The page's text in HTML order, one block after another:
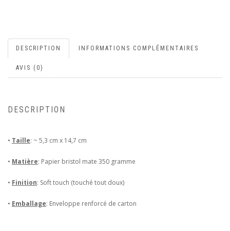
DESCRIPTION INFORMATIONS COMPLÉMENTAIRES
AVIS (0)
DESCRIPTION
• Taille: ~ 5,3 cm x 14,7 cm
• Matière: Papier bristol mate 350 gramme
• Finition: Soft touch (touché tout doux)
• Emballage: Enveloppe renforcé de carton